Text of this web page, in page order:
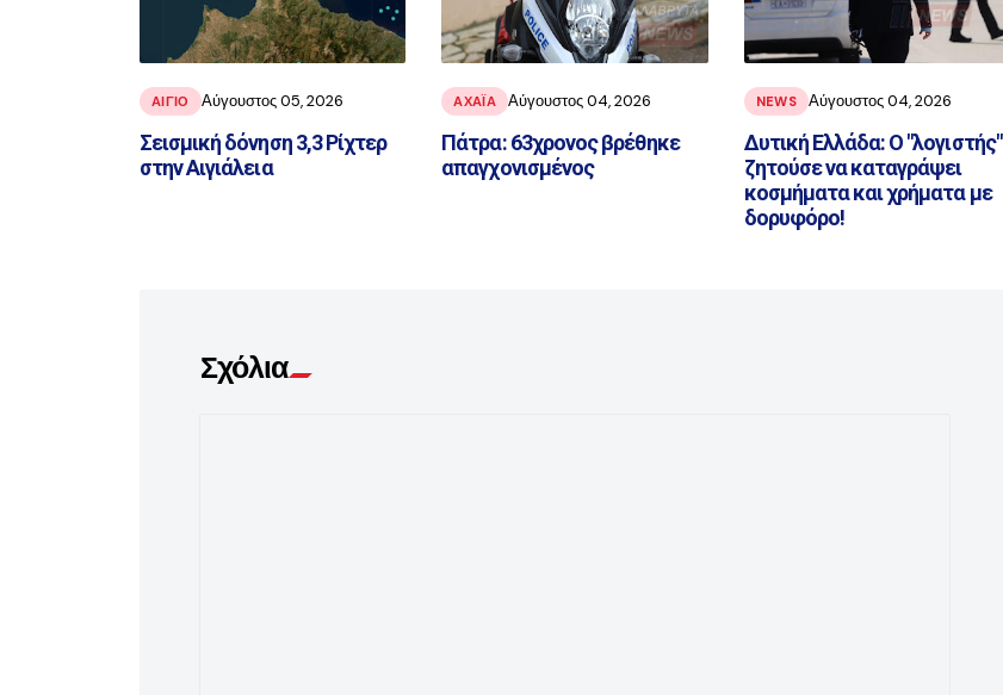
ΑΙΓΙΟ Αύγουστος 05, 2026
Σεισμική δόνηση 3,3 Ρίχτερ
στην Αιγιάλεια
ΑΧΑΪ́Α Αύγουστος 04, 2026
Πάτρα: 63χρονος βρέθηκε
απαγχονισμένος
NEWS Αύγουστος 04, 2026
Δυτική Ελλάδα: Ο "λογιστής"
ζητούσε να καταγράψει
κοσμήματα και χρήματα με
δορυφόρο!
Σχόλια